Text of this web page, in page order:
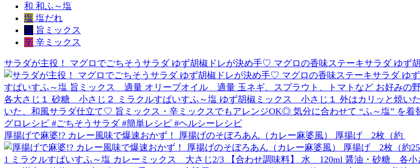
和 和ふ～塩
塩 塩だれ
旨 旨ミックス
辛 辛ミックス
サラダが主役！ マグロでごちそうサラダ ゆず胡椒ドレが決め手♡ マグロの香味ステーキサラダ ゆず胡
厚揚げで麻婆!? カレー風味で爆速おかず！ 厚揚げのそぼろあん（カレー麻婆風） 厚揚げ 2枚（約